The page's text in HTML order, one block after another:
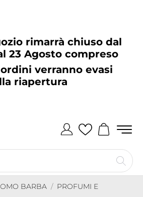
rimarrà chiuso dal
23 Agosto compreso
verranno evasi
riapertura
BARBA
PROFUMI E